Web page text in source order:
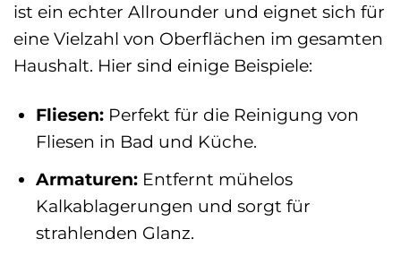
ist ein echter Allrounder und eignet sich für
eine Vielzahl von Oberflächen im gesamten
Haushalt. Hier sind einige Beispiele:
Fliesen:Perfekt für die Reinigung von
Fliesen in Bad und Küche.
Armaturen:Entfernt mühelos
Kalkablagerungen und sorgt für
strahlenden Glanz.